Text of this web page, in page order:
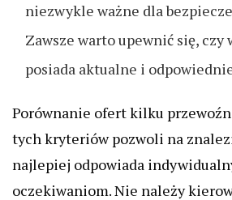
niezwykle ważne dla
Zawsze warto upewnić się, czy
posiada aktualne i
Porównanie ofert kilku
tych kryteriów pozwoli na
najlepiej odpowiada
oczekiwaniom. Nie należy